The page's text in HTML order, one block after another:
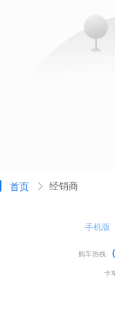
首页 经销商
手机版
购车热线:
卡